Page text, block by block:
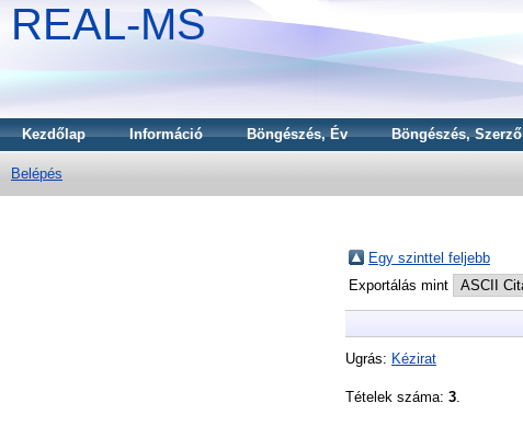
REAL-MS
Kezdőlap Információ Böngészés, Év Böngészés, Szerző
Belépés
Egy szinttel feljebb
Exportálás mint
Ugrás: Kézirat
Tételek száma: 3